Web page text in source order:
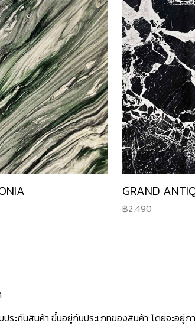
GRAND
2,490
ประกันสินค้า ขึ้นอยู่กับประเภทของสินค้า โดยจะอยู่